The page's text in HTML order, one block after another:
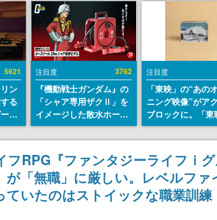
5621
ン
る
ム
ラ
に
注目度 3762
『機動戦士ガンダム』の
「シャア専用ザクⅡ」を
イメージした散水ホース
リールが予約開始。本体
にはシャアのパーソナル
マークやジオン公国軍の
エンブレム、型式番号な
どを配置
注目度
「東映」の“あの
ニング映像”がア
ブロックに。「東
トリカル グッズ
ョン」が8月下旬
売
フRPG『ファンタジーライフｉ
が「無職」に厳しい。レベルフ
ていたのはストイックな職業訓練